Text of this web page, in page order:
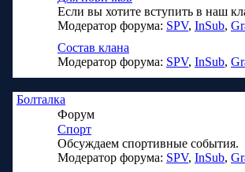
Если вы хотите вступить в наш
Модератор форума: SPV, InSub,
Состав клана
Модератор форума: SPV, InSub,
Болталка
Форум
Спорт
Обсуждаем спортивные события.
Модератор форума: SPV, InSub,